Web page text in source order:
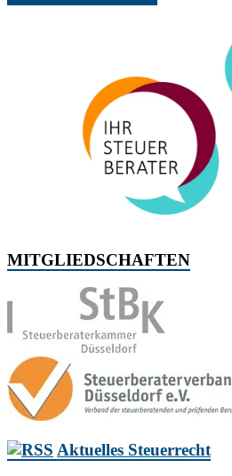
MITGLIEDSCHAFTEN
Aktuelles Steuerrecht